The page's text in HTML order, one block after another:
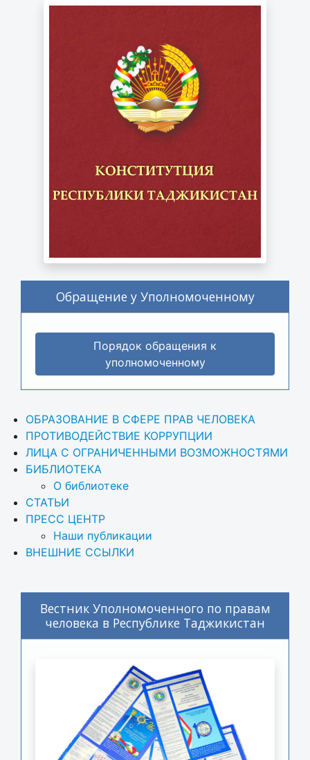
Обращение у Уполномоченному
Порядок обращения к
уполномоченному
ОБРАЗОВАНИЕ В СФЕРЕ ПРАВ ЧЕЛОВЕКА
ПРОТИВОДЕЙСТВИЕ КОРРУПЦИИ
ЛИЦА С ОГРАНИЧЕННЫМИ ВОЗМОЖНОСТЯМИ
БИБЛИОТЕКА
О библиотеке
СТАТЬИ
ПРЕСС ЦЕНТР
Наши публикации
ВНЕШНИЕ ССЫЛКИ
Вестник Уполномоченного по правам
человека в Республике Таджикистан